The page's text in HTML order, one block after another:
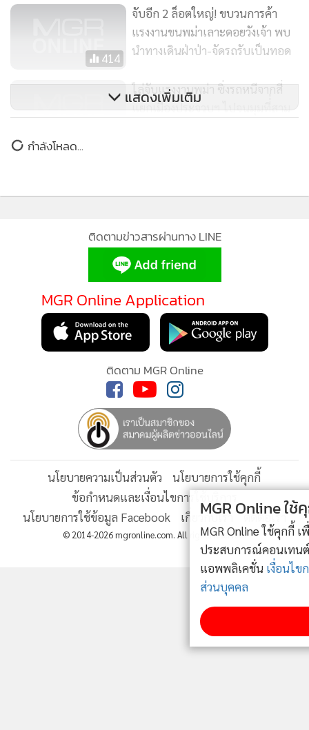
เดินเข้ามาในประเทศไทยเพียงเท่านั้น ไม่ได้เลี้ยงอาหารใดๆ เลย
โดยทุกคนจะมีค่าหัวแตกต่างกันไป เริ่มตั้งแต่ราคา 24,000 บาท
ไปจนถึง 30,000 บาท
นายอำเภอวังเจ้าจึงสั่งการจัดอาหารเป็นข้าวกล่องและน้ำดื่มให้
แรงงานต่างด้าวทั้งหมดได้กินประทังหิว และตรวจ ATK ตาม
แรงงานทั้งหมดส่งพนักงานสอบสวน สภ.วังเจ้า ดำเนินคดีตาม
414
จับอีก 2 ล็อตใหญ่! ขบวนการค้า
แรงงานขนพม่าเลาะดอยวังเจ้า พบ
นำทางเดินฝ่าป่า-จัดรถรับเป็นทอด
ไล่จับแรงงานพม่า ซิ่งรถหนีจากสี่
แยกเมืองประจวบฯ ไปจนมุมที่่สาม
100 คน
แสดงเพิ่มเติม
ข่าวในหมวดล่าสุด
1
66 บ/ช เกือบ 9 ล้าน
(คลิป)“ซูตองเป้”ขาดซ้ำ! ฝนหนัก-น้ำป่าหลากซัด
จนท.ปกครอง-ตร.สนธิกำลังบุกตรวจสถานบันเทิงดัง
กลางเมืองเชียงใหม่พบปล่อยเด็กต่ำกว่า20ปีใช้บริการ
เพียบ
ข่าวอื่นในหมวด
ติดตามข่าวสารผ่านทาง LINE
MGR Online Application
ติดตาม MGR Online
MGR Online ใช้คุกกี้ (Cookies)
MGR Online ใช้คุกกี้ เพื่อจัดการข้อมูลส่วนบุคคลเพื่อนำเสนอ
ประสบการณ์คอนเทนต์ที่ดีที่สุดให้กับผู้อ่านบนเว็บไซต์ และ
และนโยบายสิทธิ